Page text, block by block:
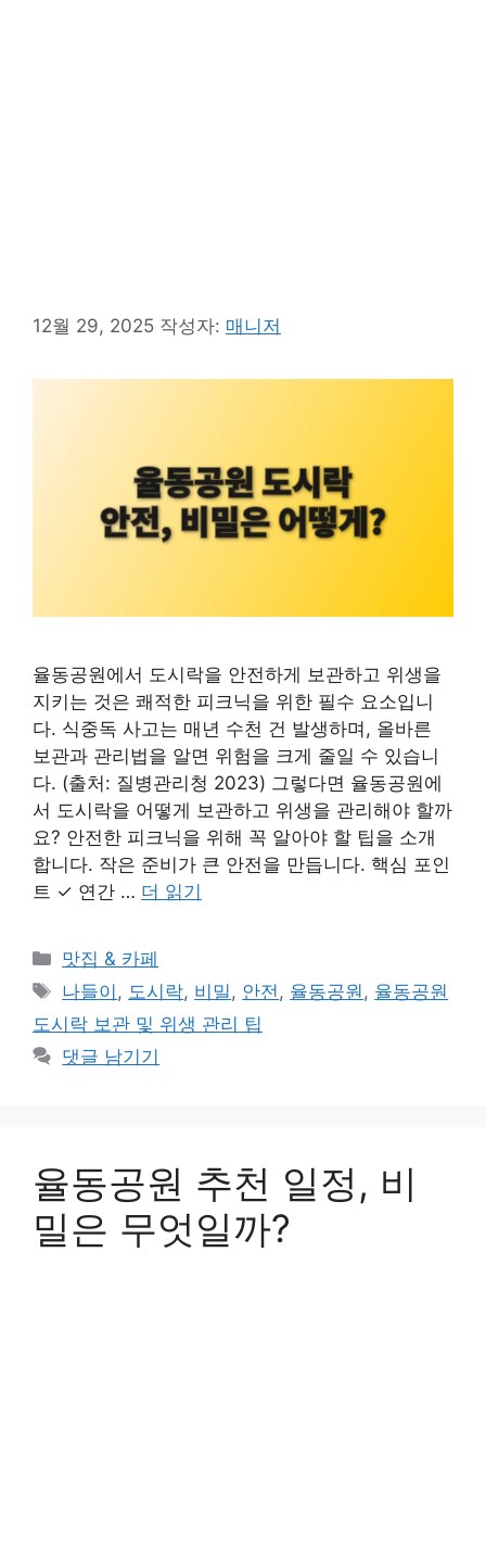
12월 29, 2025 작성자: 매니저
율동공원에서 도시락을 안전하게 보관하고 위생을
지키는 것은 쾌적한 피크닉을 위한 필수 요소입니
다. 식중독 사고는 매년 수천 건 발생하며, 올바른
보관과 관리법을 알면 위험을 크게 줄일 수 있습니
다. (출처: 질병관리청 2023) 그렇다면 율동공원에
서 도시락을 어떻게 보관하고 위생을 관리해야 할까
요? 안전한 피크닉을 위해 꼭 알아야 할 팁을 소개
합니다. 작은 준비가 큰 안전을 만듭니다. 핵심 포인
트 ✓ 연간 … 더 읽기
카
테
고
리
맛집 & 카페
태
그
나들이 , 도시락, 비밀 , 안전 , 율동공원 , 율동공원
도시락 보관 및 위생 관리 팁
댓글 남기기
율동공원 추천 일정, 비
밀은 무엇일까?